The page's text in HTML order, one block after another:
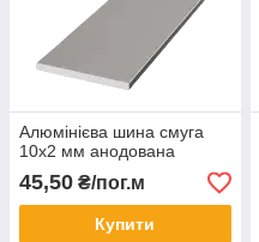
Алюмінієва шина смуга
10х2 мм анодована
45,50 ₴/пог.м
Купити